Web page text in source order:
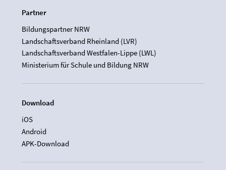
Partner
Bildungspartner NRW
Landschaftsverband Rheinland (LVR)
Landschaftsverband Westfalen-Lippe (LWL)
Ministerium für Schule und Bildung NRW
Download
iOS
Android
APK-Download